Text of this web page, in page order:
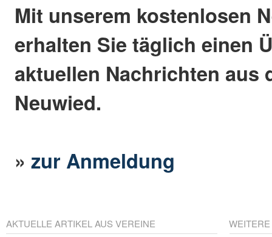
Mit unserem kostenlosen
erhalten Sie täglich einen
aktuellen Nachrichten aus
Neuwied.
»zur Anmeldung
AKTUELLE ARTIKEL AUS VEREINE